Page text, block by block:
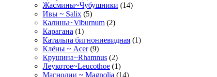
Жасмины~Чубушники (14)
Ивы ~ Salix (5)
Калины~Viburnum (2)
Карагана (1)
Катальпа бигнониевидная (1)
Клёны ~ Acer (9)
Крушина~Rhamnus (2)
Леукотое~Leucothoe (1)
Магнолии ~ Magnolia (14)